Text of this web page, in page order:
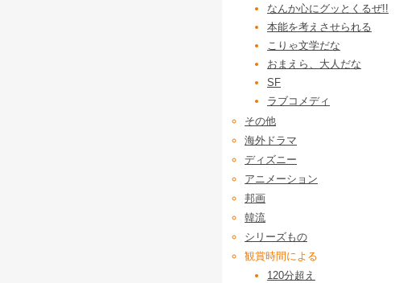
なんか心にグッとくるぜ!!
本能を考えさせられる
こりゃ文学だな
おまえら、大人だな
SF
ラブコメディ
その他
海外ドラマ
ディズニー
アニメーション
邦画
韓流
シリーズもの
観賞時間による
120分超え